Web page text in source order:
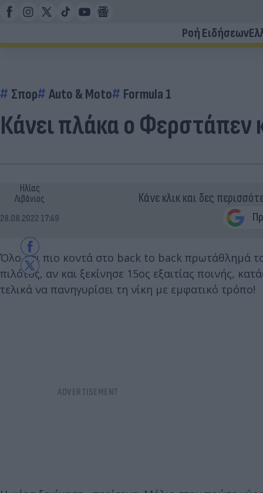
Ροή Ειδήσεων
Σπορ Auto & Moto Formula 1
Κάνει πλάκα ο Φερστάπεν
Ηλίας
Λιβάνιος
28.08.2022 17:49
Κάνε κλικ και δες
Όλο και πιο κοντά στο back to back πρωτάθλημά
πιλότος, αν και ξεκίνησε 15ος εξαιτίας ποινής,
τελικά να πανηγυρίσει τη νίκη με εμφατικό τρόπο!